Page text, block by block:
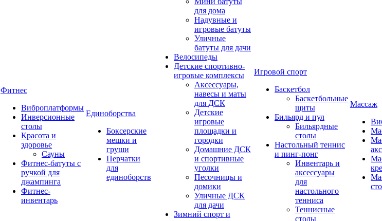
Фитнес
Виброплатформы
Инверсионные
столы
Красота и
здоровье
Сауны
Фитнес-батуты с
ручкой для
джампинга
Фитнес-
инвентарь
Единоборства
Боксерские
мешки и
груши
Перчатки
для
единоборств
для дома
Надувные и
игровые батуты
Уличные
батуты для дачи
Велосипеды
Детские спортивно-
игровые комплексы
Аксессуары,
навесы и маты
для ДСК
Детские
игровые
площадки и
городки
Домашние ДСК
и спортивные
уголки
Песочницы и
домики
Уличные ДСК
для дачи
Зимний спорт и
Игровой спорт
Баскетбол
Баскетбольные
щиты
Бильярд и пул
Бильярдные
столы
Настольный теннис
и пинг-понг
Инвентарь и
аксессуары
для
настольного
тенниса
Теннисные
столы
Массаж